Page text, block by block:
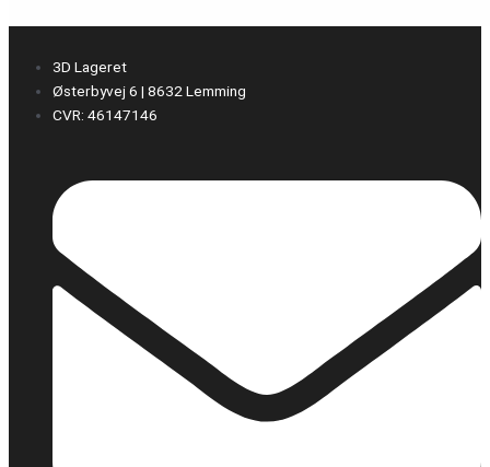
3D Lageret
Østerbyvej 6 | 8632 Lemming
CVR: 46147146